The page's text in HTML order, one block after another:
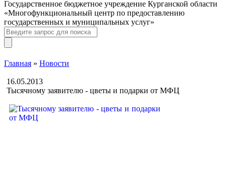
Государственное бюджетное учреждение Курганской области
«Многофункциональный центр по предоставлению
государственных и муниципальных услуг»
Главная » Новости
16.05.2013
Тысячному заявителю - цветы и подарки от МФЦ